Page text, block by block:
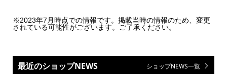
※2023年7月時点での情報です。掲載当時の情報のため、変更
されている可能性がございます。ご了承ください。
最近のショップNEWS ショップNEWS一覧